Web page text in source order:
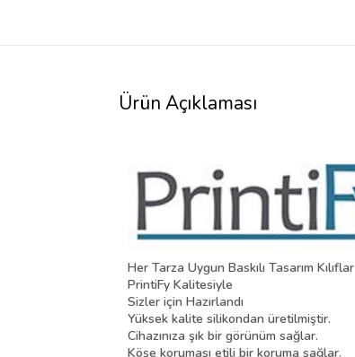
Ürün Açıklaması
Her Tarza Uygun Baskılı Tasarım Kılıflar
PrintiFy Kalitesiyle
Sizler için Hazırlandı
Yüksek kalite silikondan üretilmiştir.
Cihazınıza şık bir görünüm sağlar.
Köşe koruması etili bir koruma sağlar.